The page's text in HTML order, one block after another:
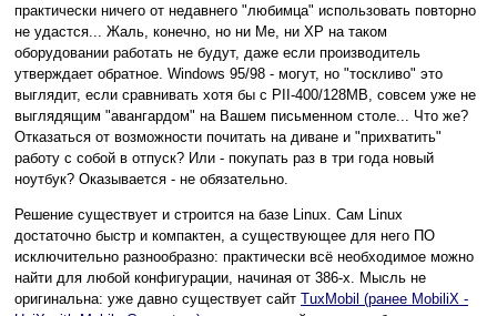
практически ничего от недавнего "любимца" использовать повторно
не удастся... Жаль, конечно, но ни Me, ни XP на таком
оборудовании работать не будут, даже если производитель
утверждает обратное. Windows 95/98 - могут, но "тоскливо" это
выглядит, если сравнивать хотя бы с PII-400/128MB, совсем уже не
выглядящим "авангардом" на Вашем письменном столе... Что же?
Отказаться от возможности почитать на диване и "прихватить"
работу с собой в отпуск? Или - покупать раз в три года новый
ноутбук? Оказывается - не обязательно.
Решение существует и строится на базе Linux. Сам Linux
достаточно быстр и компактен, а существующее для него ПО
исключительно разнообразно: практически всё необходимое можно
найти для любой конфигурации, начиная от 386-х. Мысль не
оригинальна: уже давно существует сайт TuxMobil (ранее MobiliX -